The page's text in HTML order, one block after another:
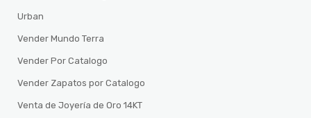
Urban
Vender Mundo Terra
Vender Por Catalogo
Vender Zapatos por Catalogo
Venta de Joyería de Oro 14KT